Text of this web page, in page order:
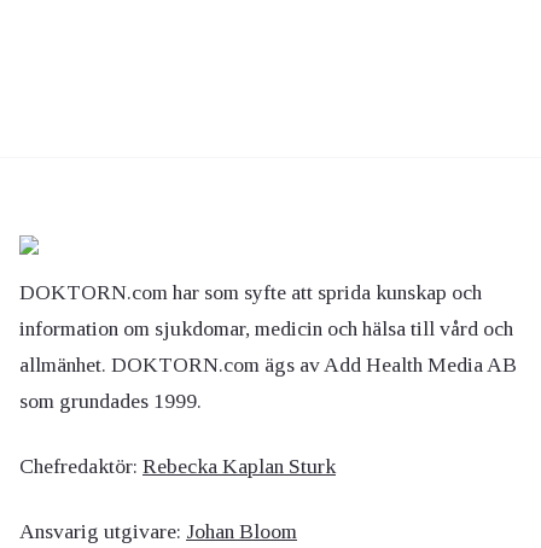
DOKTORN.com har som syfte att sprida kunskap och
information om sjukdomar, medicin och hälsa till vård och
allmänhet. DOKTORN.com ägs av Add Health Media AB
som grundades 1999.
Chefredaktör: Rebecka Kaplan Sturk
Ansvarig utgivare: Johan Bloom